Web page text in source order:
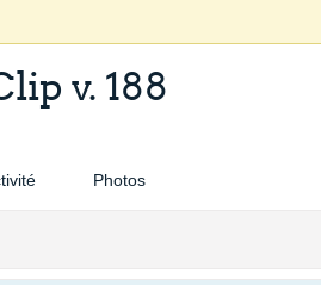
v. 188
Photos